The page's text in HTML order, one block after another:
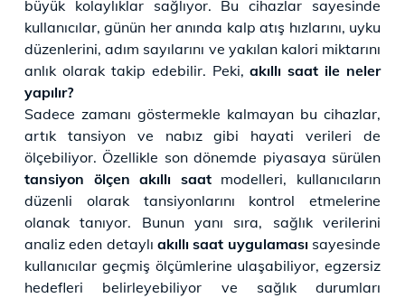
büyük kolaylıklar sağlıyor. Bu cihazlar sayesinde
kullanıcılar, günün her anında kalp atış hızlarını, uyku
düzenlerini, adım sayılarını ve yakılan kalori miktarını
anlık olarak takip edebilir. Peki,akıllı saat ile neler
yapılır?
Sadece zamanı göstermekle kalmayan bu cihazlar,
artık tansiyon ve nabız gibi hayati verileri de
ölçebiliyor. Özellikle son dönemde piyasaya sürülen
tansiyon ölçen akıllı saat modelleri, kullanıcıların
düzenli olarak tansiyonlarını kontrol etmelerine
olanak tanıyor. Bunun yanı sıra, sağlık verilerini
analiz eden detaylı akıllı saat uygulaması sayesinde
kullanıcılar geçmiş ölçümlerine ulaşabiliyor, egzersiz
hedefleri belirleyebiliyor ve sağlık durumları